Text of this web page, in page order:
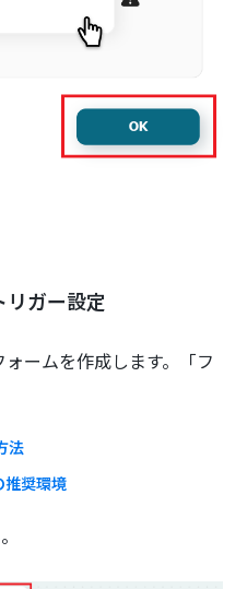
ガー設定
ームを作成します。「フ
法
推奨環境